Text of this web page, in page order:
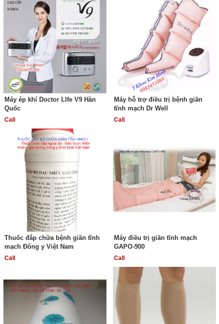
Máy ép khí Doctor LIfe V9 Hàn
Quốc
Call
Máy hỗ trợ điều trị bệnh giãn
tĩnh mạch Dr Well
Call
Thuốc đắp chữa bệnh giãn tĩnh
mạch Đông y Việt Nam
Call
Máy điều trị giãn tĩnh mạch
GAPO-900
Call